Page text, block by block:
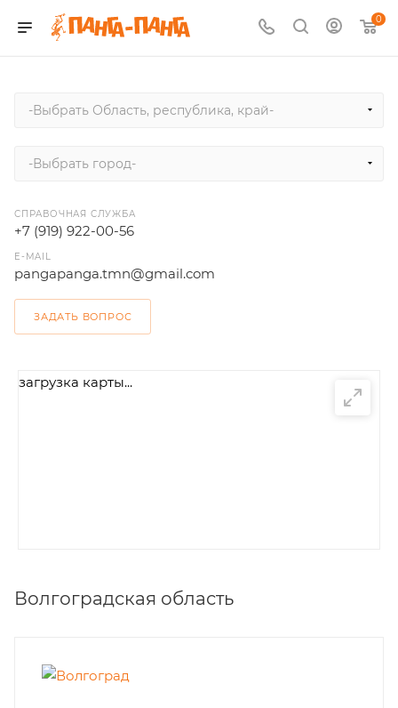
0
-Выбрать Область, республика, край-
-Выбрать город-
СПРАВОЧНАЯ СЛУЖБА
+7 (919) 922-00-56
E-MAIL
pangapanga.tmn@gmail.com
ЗАДАТЬ ВОПРОС
загрузка карты...
Волгоградская область